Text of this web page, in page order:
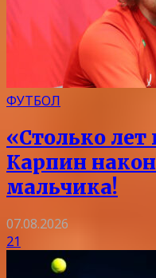
ФУТБОЛ
«Столько лет
Карпин
мальчика!
07.08.2026
21